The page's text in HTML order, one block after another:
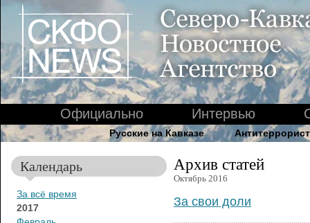
Официально Интервью
Русские на Кавказе
Календарь
За всё время
2017
Архив статей
Октябрь 2016
За свои доли